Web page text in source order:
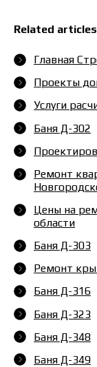
Related articles
Главная
Проекты
Услуги
Баня Д-302
Ремонт
Цены на
области
Баня Д-303
Ремонт
Баня Д-316
Баня Д-323
Баня Д-348
Баня Д-349